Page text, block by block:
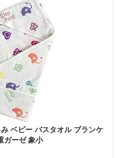
ベビー バスタオル ブランケ
ガーゼ 象小